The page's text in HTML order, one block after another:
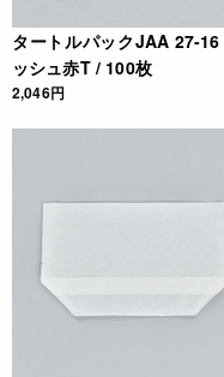
タートルパックJAA 27-16
ッシュ赤T / 100枚
2,046円